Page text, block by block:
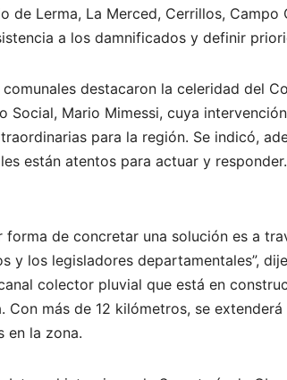
de Lerma, La Merced, Cerrillos,
a los damnificados y definir
comunales destacaron la celeridad del
Social, Mario Mimessi, cuya
para la región. Se indicó,
están atentos para actuar y responder.
forma de concretar una solución es a
y los legisladores departamentales”,
colector pluvial que está en
Con más de 12 kilómetros, se
en la zona.